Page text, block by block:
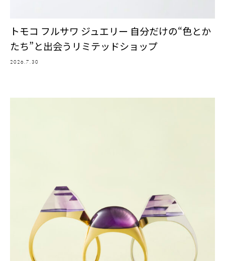
トモコ フルサワ ジュエリー 自分だけの“色とか
たち”と出会うリミテッドショップ
2026.7.30